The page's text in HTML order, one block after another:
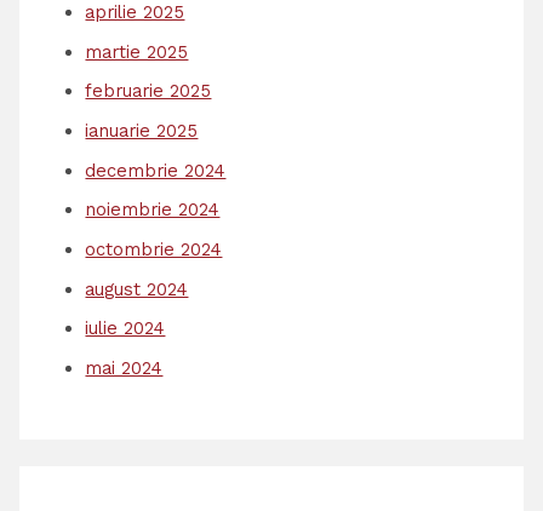
aprilie 2025
martie 2025
februarie 2025
ianuarie 2025
decembrie 2024
noiembrie 2024
octombrie 2024
august 2024
iulie 2024
mai 2024